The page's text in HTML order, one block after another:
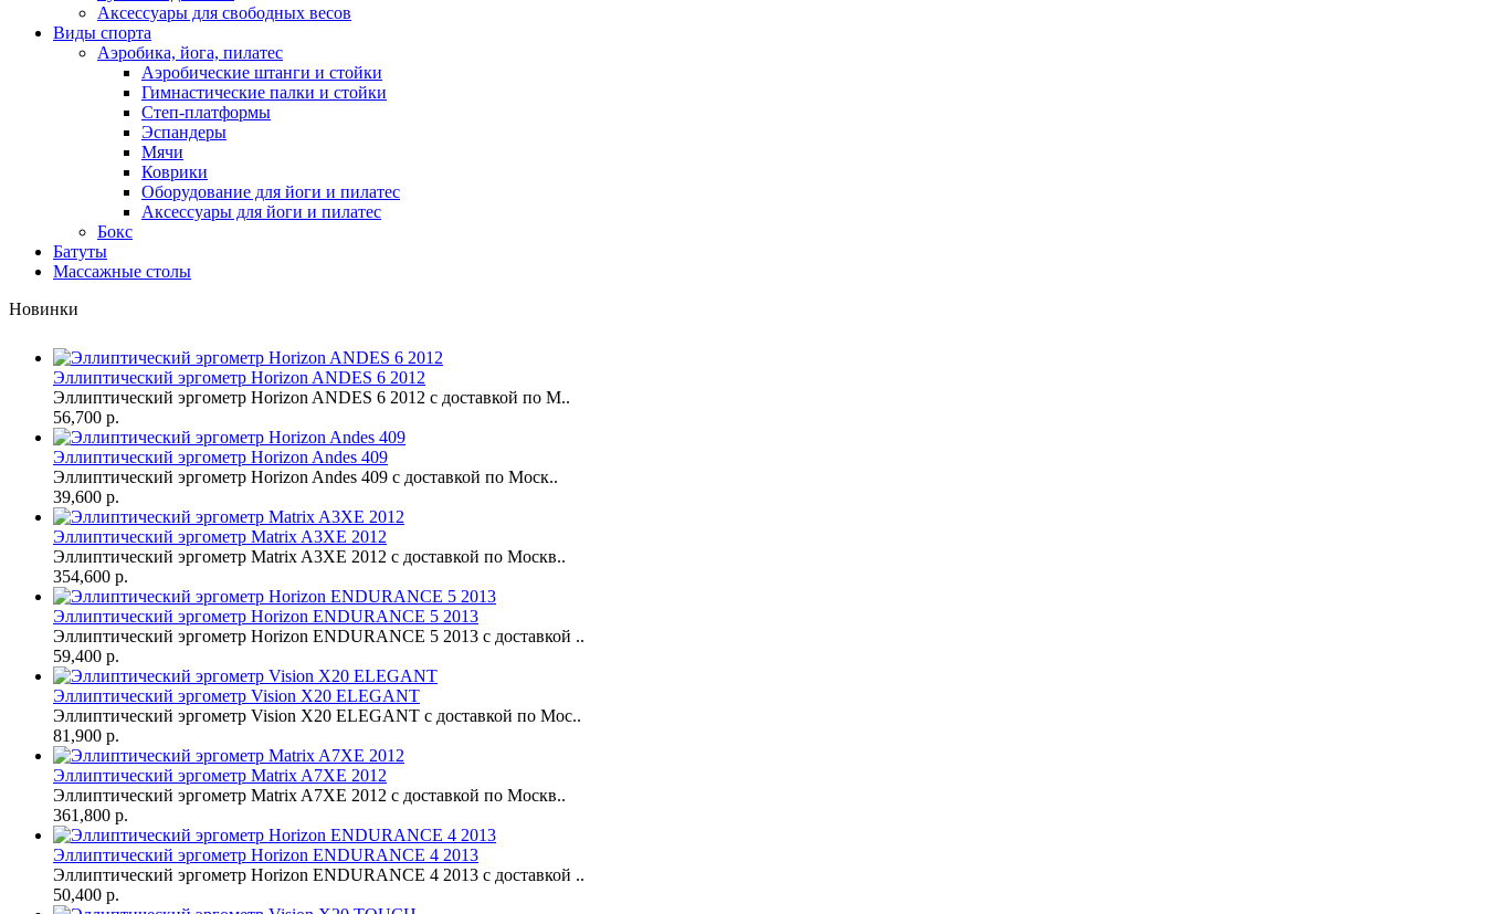
Аксессуары для свободных весов
Виды спорта
Аэробика, йога, пилатес
Аэробические штанги и стойки
Гимнастические палки и стойки
Степ-платформы
Эспандеры
Мячи
Коврики
Оборудование для йоги и пилатес
Аксессуары для йоги и пилатес
Бокс
Батуты
Массажные столы
Новинки
Эллиптический эргометр Horizon ANDES 6 2012
Эллиптический эргометр Horizon ANDES 6 2012 с доставкой по М..
56,700 р.
Эллиптический эргометр Horizon Andes 409
Эллиптический эргометр Horizon Andes 409 с доставкой по Моск..
39,600 р.
Эллиптический эргометр Matrix A3XE 2012
Эллиптический эргометр Matrix A3XE 2012 с доставкой по Москв..
354,600 р.
Эллиптический эргометр Horizon ENDURANCE 5 2013
Эллиптический эргометр Horizon ENDURANCE 5 2013 с доставкой ..
59,400 р.
Эллиптический эргометр Vision X20 ELEGANT
Эллиптический эргометр Vision X20 ELEGANT с доставкой по Мос..
81,900 р.
Эллиптический эргометр Matrix A7XE 2012
Эллиптический эргометр Matrix A7XE 2012 с доставкой по Москв..
361,800 р.
Эллиптический эргометр Horizon ENDURANCE 4 2013
Эллиптический эргометр Horizon ENDURANCE 4 2013 с доставкой ..
50,400 р.